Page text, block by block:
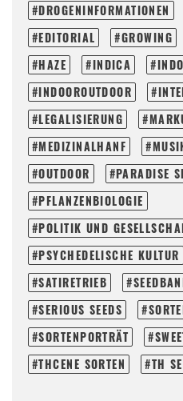
DROGENINFORMATIONEN
EDITORIAL
GROWING
HAZE
INDICA
INDOOROUTDOOR
LEGALISIERUNG
MEDIZINALHANF
OUTDOOR
PARADISE
PFLANZENBIOLOGIE
POLITIK UND
PSYCHEDELISCHE KULTUR
SATIRETRIEB
SERIOUS SEEDS
SORTENPORTRÄT
THCENE SORTEN
TH